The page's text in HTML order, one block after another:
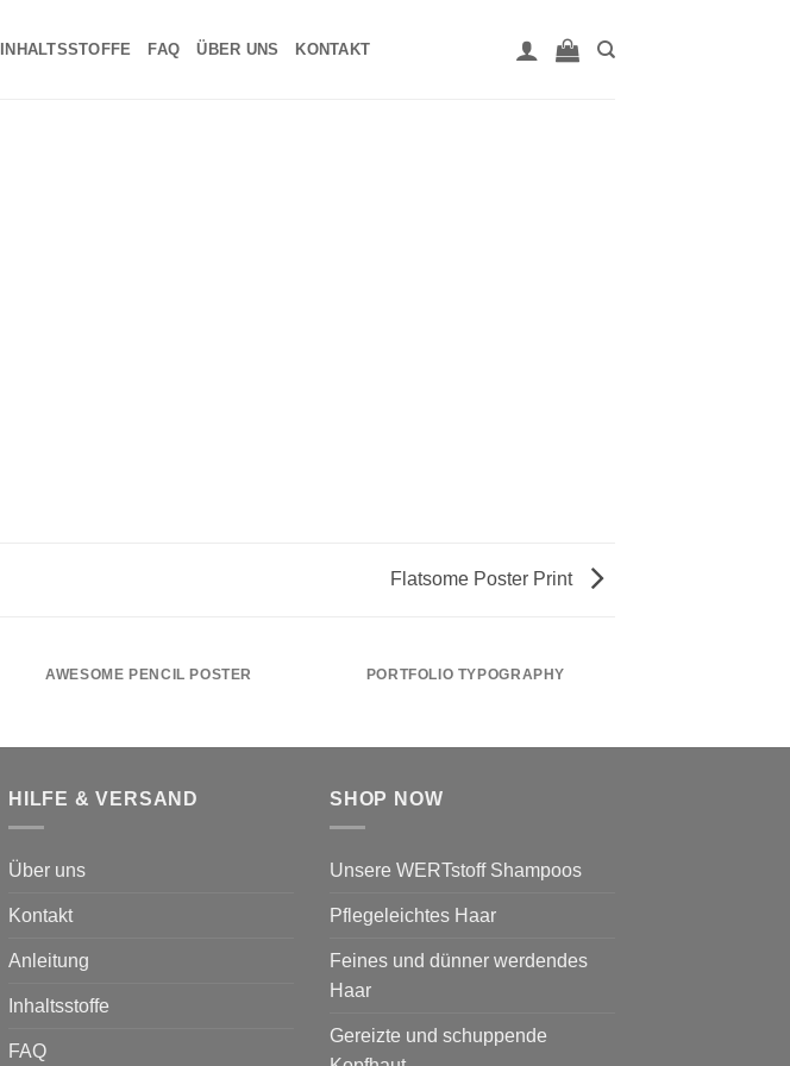
INHALTSSTOFFE FAQ ÜBER UNS KONTAKT
Flatsome Poster Print
AWESOME PENCIL POSTER PORTFOLIO TYPOGRAPHY
HILFE & VERSAND
Über uns
Kontakt
Anleitung
Inhaltsstoffe
FAQ
SHOP NOW
Unsere WERTstoff Shampoos
Pflegeleichtes Haar
Feines und dünner werdendes
Haar
Gereizte und schuppende